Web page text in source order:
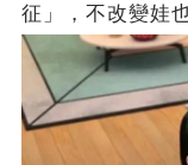
征」，不改變娃